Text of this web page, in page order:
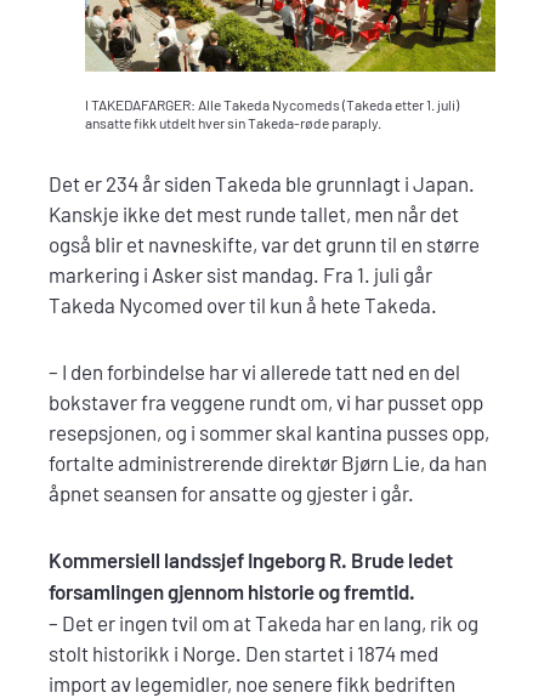
I TAKEDAFARGER: Alle Takeda Nycomeds (Takeda etter 1. juli)
ansatte fikk utdelt hver sin Takeda-røde paraply.
Det er 234 år siden Takeda ble grunnlagt i Japan.
Kanskje ikke det mest runde tallet, men når det
også blir et navneskifte, var det grunn til en større
markering i Asker sist mandag. Fra 1. juli går
Takeda Nycomed over til kun å hete Takeda.
– I den forbindelse har vi allerede tatt ned en del
bokstaver fra veggene rundt om, vi har pusset opp
resepsjonen, og i sommer skal kantina pusses opp,
fortalte administrerende direktør Bjørn Lie, da han
åpnet seansen for ansatte og gjester i går.
Kommersiell landssjef Ingeborg R. Brude ledet
forsamlingen gjennom historie og fremtid.
– Det er ingen tvil om at Takeda har en lang, rik og
stolt historikk i Norge. Den startet i 1874 med
import av legemidler, noe senere fikk bedriften